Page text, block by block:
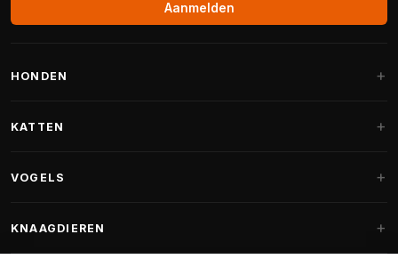
Aanmelden
HONDEN
Fantail hondenmanden
KATTEN
Krabpalen voor Maine Coon
VOGELS
Vogelvoer binnenvogels
KNAAGDIEREN